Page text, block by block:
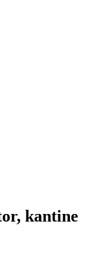
kantine